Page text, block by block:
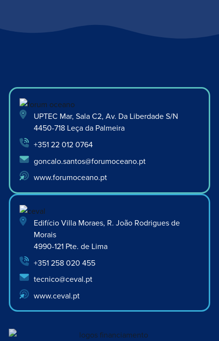
UPTEC Mar, Sala C2, Av. Da Liberdade S/N
4450-718 Leça da Palmeira
+351 22 012 0764
goncalo.santos@forumoceano.pt
www.forumoceano.pt
Edifício Villa Moraes, R. João Rodrigues de
Morais
4990-121 Pte. de Lima
+351 258 020 455
tecnico@ceval.pt
www.ceval.pt